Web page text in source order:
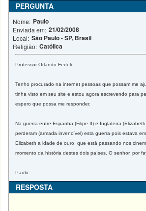
PERGUNTA
Nome: Paulo
Enviada em: 21/02/2008
Local: São Paulo - SP, Brasil
Religião: Católica
Professor Orlando Fedeli.
Tenho procurado na internet pessoas que possam me
tinha visto em seu site e estou agora escrevendo para
espero que possa me responder.
Na guerra entre Espanha (Filipe II) e Inglaterra
perderam (armada invencível) esta guerra pois estava
Elizabeth a idade de ouro, que está passando nos
momento da história destes dois países. O senhor, por
Paulo.
RESPOSTA